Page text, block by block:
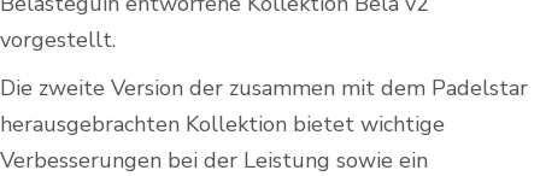
vorgestellt.
Die zweite Version der zusammen mit dem Padelstar
herausgebrachten Kollektion bietet wichtige
Verbesserungen bei der Leistung sowie ein